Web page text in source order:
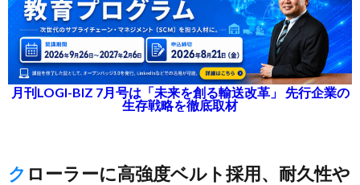
月刊LOGI-BIZ 7月号は「未来を創る輸送改革」 先行企業の
生存戦略を徹底取材
クローラーに高強度ベルト採用、耐久性や